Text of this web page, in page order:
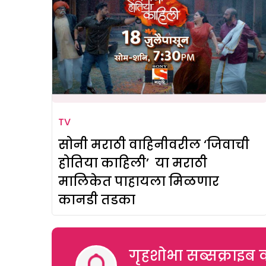
TV
सोनी मराठी वाहिनीवरील ‘जिवाची
होतिया काहिली’ या मराठी
मालिकेत पाहायला मिळणार
कानडी तडका
गृहशोभा सब्सक्राइब